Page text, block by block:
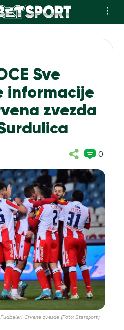
Sve
informacije
zvezda
0
Fudbaleri Crvene zvezde (Foto: Starsport)